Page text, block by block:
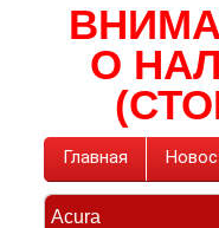
О
Главная
Acura